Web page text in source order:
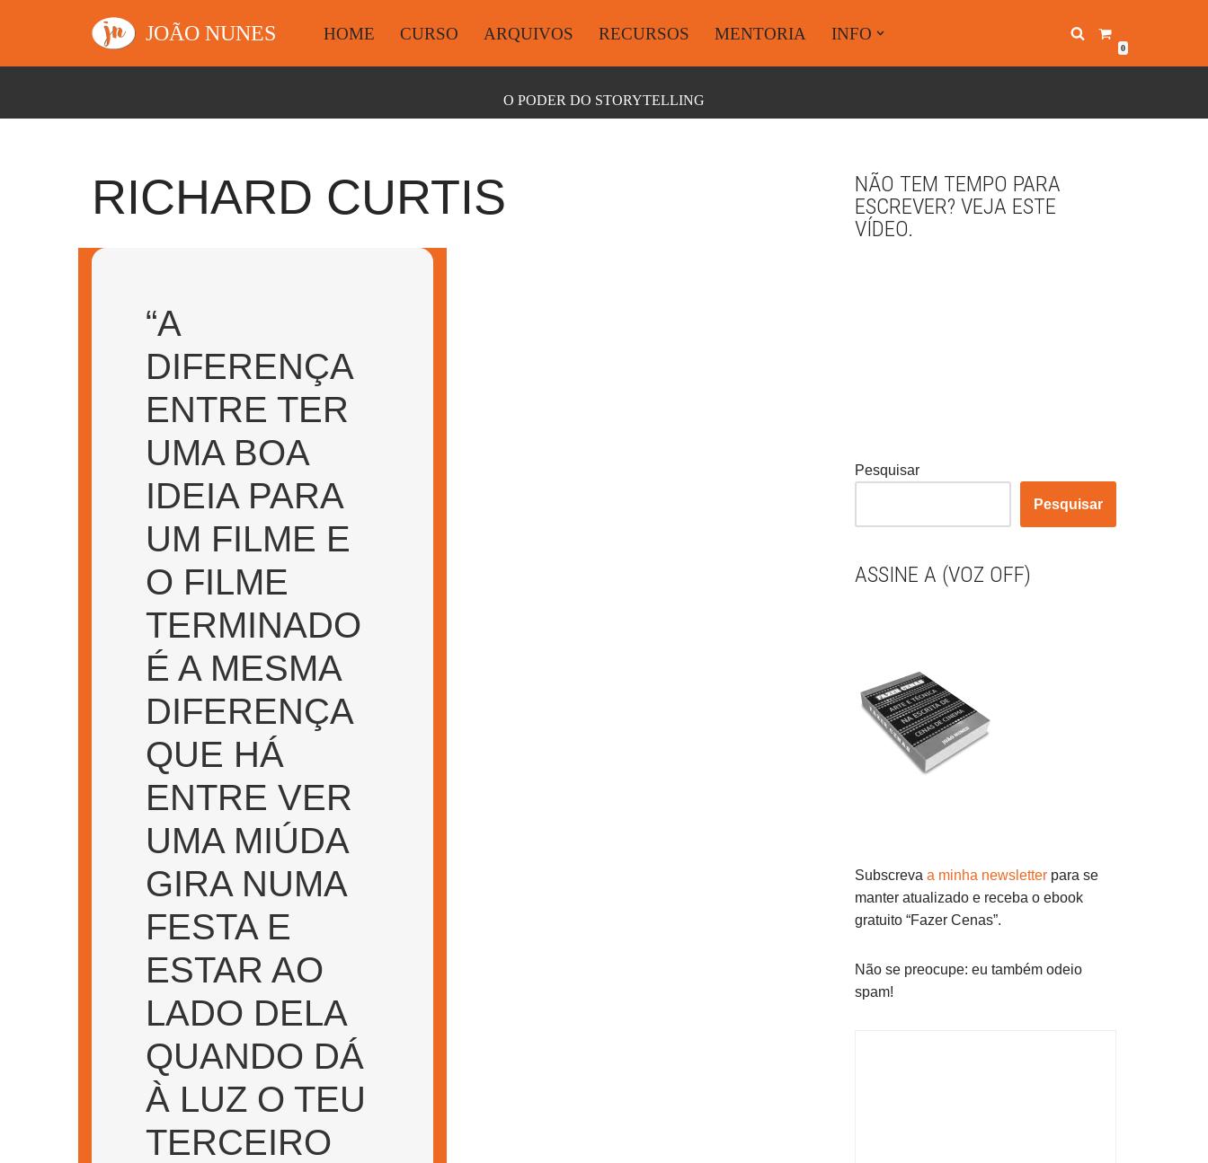
para
conteúdo
JOÃO NUNES HOME CURSO ARQUIVOS RECURSOS MENTORIA INFO
0
O PODER DO STORYTELLING
RICHARD CURTIS
“A
DIFERENÇA
ENTRE TER
UMA BOA
IDEIA PARA
UM FILME E
O FILME
TERMINADO
É A MESMA
DIFERENÇA
QUE HÁ
ENTRE VER
UMA MIÚDA
GIRA NUMA
FESTA E
ESTAR AO
LADO DELA
QUANDO DÁ
À LUZ O TEU
TERCEIRO
NÃO TEM TEMPO PARA
ESCREVER? VEJA ESTE
VÍDEO.
Pesquisar
Pesquisar
ASSINE A (VOZ OFF)
Subscreva a minha newsletter para se
manter atualizado e receba o ebook
gratuito “Fazer Cenas”.
Não se preocupe: eu também odeio
spam!